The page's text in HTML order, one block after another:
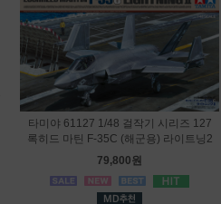
타미야 61127 1/48 걸작기 시리즈 127
록히드 마틴 F-35C (해군용) 라이트닝2
79,800원